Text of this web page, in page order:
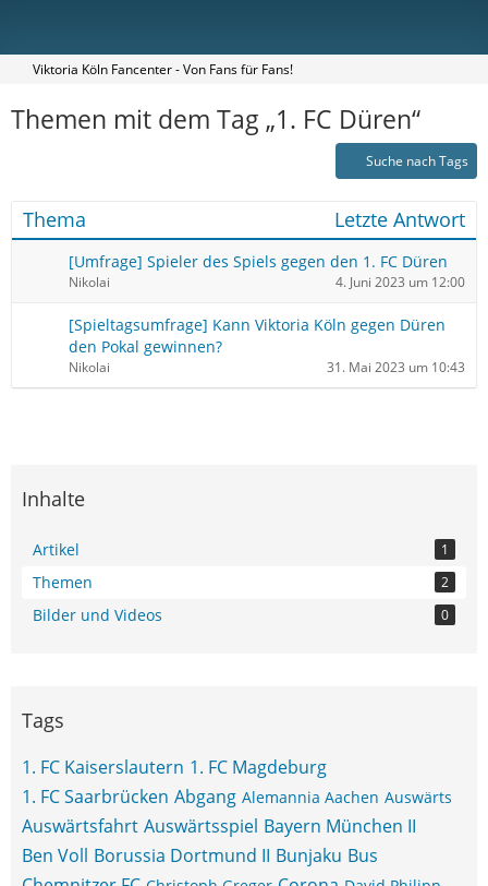
Viktoria Köln Fancenter - Von Fans für Fans!
Themen mit dem Tag „1. FC Düren“
Suche nach Tags
Thema Letzte Antwort
[Umfrage] Spieler des Spiels gegen den 1. FC Düren
Nikolai 4. Juni 2023 um 12:00
[Spieltagsumfrage] Kann Viktoria Köln gegen Düren
den Pokal gewinnen?
Nikolai 31. Mai 2023 um 10:43
Inhalte
Artikel 1
Themen 2
Bilder und Videos 0
Tags
1. FC Kaiserslautern 1. FC Magdeburg
1. FC Saarbrücken Abgang Alemannia Aachen Auswärts
Auswärtsfahrt Auswärtsspiel Bayern München II
Ben Voll Borussia Dortmund II Bunjaku Bus